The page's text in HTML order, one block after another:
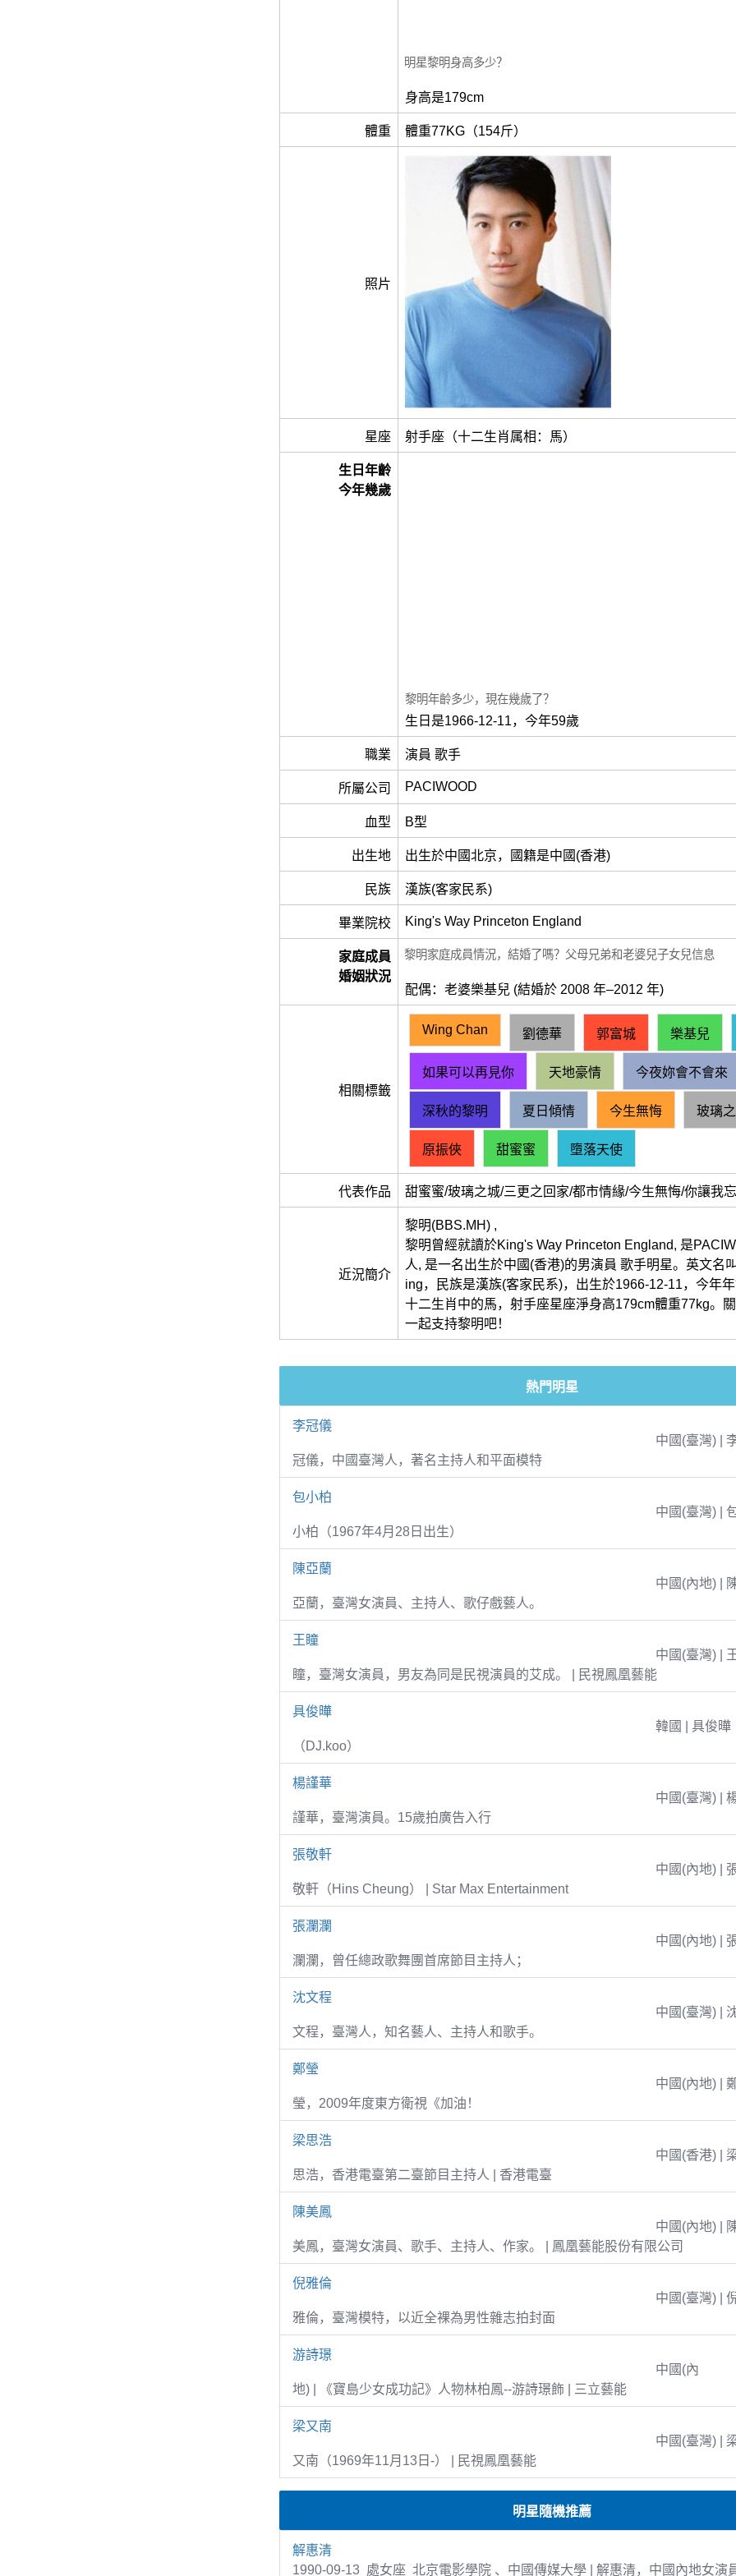
明星黎明身高多少？
身高是179cm
體重 體重77KG（154斤）
照片
星座 射手座（十二生肖属相：馬）
生日年齡
今年幾歲
黎明年齡多少，現在幾歲了？
生日是1966-12-11，今年59歲
職業 演員 歌手
所屬公司 PACIWOOD
血型 B型
出生地 出生於中國北京，國籍是中國(香港)
民族 漢族(客家民系)
畢業院校 King's Way Princeton England
家庭成員
婚姻狀況
黎明家庭成員情況，結婚了嗎？父母兄弟和老婆兒子女兒信息
配偶：老婆樂基兒 (結婚於 2008 年–2012 年)
相關標籤
Wing Chan 劉德華 郭富城 樂基兒
如果可以再見你 天地豪情 今夜妳會不會來
深秋的黎明 夏日傾情 今生無悔 玻璃
原振俠 甜蜜蜜 墮落天使
代表作品 甜蜜蜜/玻璃之城/三更之回家/都市情緣/今生無悔/你讓我
近況簡介
黎明(BBS.MH) ,
黎明曾經就讀於King's Way Princeton England, 是
人, 是一名出生於中國(香港)的男演員 歌手明星。英文名
ing，民族是漢族(客家民系)，出生於1966-12-11，今年
十二生肖中的馬，射手座星座淨身高179cm體重77kg。
一起支持黎明吧！
熱門明星
李冠儀
中國(臺灣) |
冠儀，中國臺灣人，著名主持人和平面模特
包小柏
中國(臺灣) |
小柏（1967年4月28日出生）
陳亞蘭
中國(內地) |
亞蘭，臺灣女演員、主持人、歌仔戲藝人。
王瞳
中國(臺灣) |
瞳，臺灣女演員，男友為同是民視演員的艾成。 | 民視鳳凰藝能
具俊曄
韓國 | 具俊曄
（DJ.koo）
楊謹華
中國(臺灣) |
謹華，臺灣演員。15歲拍廣告入行
張敬軒
中國(內地) |
敬軒（Hins Cheung） | Star Max Entertainment
張瀾瀾
中國(內地) |
瀾瀾，曾任總政歌舞團首席節目主持人；
沈文程
中國(臺灣) |
文程，臺灣人，知名藝人、主持人和歌手。
鄭瑩
中國(內地) |
瑩，2009年度東方衛視《加油！
梁思浩
中國(香港) |
思浩，香港電臺第二臺節目主持人 | 香港電臺
陳美鳳
中國(內地) |
美鳳，臺灣女演員、歌手、主持人、作家。 | 鳳凰藝能股份有限公司
倪雅倫
中國(臺灣) |
雅倫，臺灣模特，以近全裸為男性雜志拍封面
游詩璟
中國(內
地) | 《寶島少女成功記》人物林柏鳳--游詩璟飾 | 三立藝能
梁又南
中國(臺灣) |
又南（1969年11月13日-） | 民視鳳凰藝能
明星隨機推薦
解惠清
1990-09-13 處女座 北京電影學院 、中國傳媒大學 | 解惠清，中國內地女演